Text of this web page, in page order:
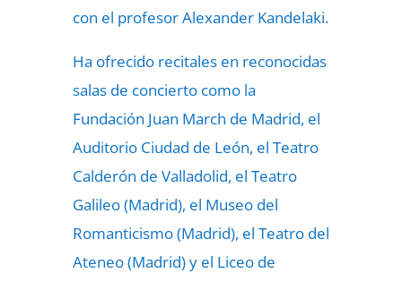
con el profesor Alexander Kandelaki.
Ha ofrecido recitales en reconocidas
salas de concierto como la
Fundación Juan March de Madrid, el
Auditorio Ciudad de León, el Teatro
Calderón de Valladolid, el Teatro
Galileo (Madrid), el Museo del
Romanticismo (Madrid), el Teatro del
Ateneo (Madrid) y el Liceo de